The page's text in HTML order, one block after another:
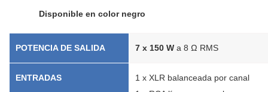
Disponible en color negro
POTENCIA DE SALIDA 7 x 150 W a 8 Ω RMS
ENTRADAS
1 x XLR balanceada por canal